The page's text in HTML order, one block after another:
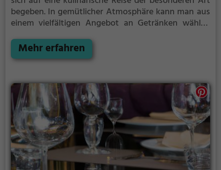
begeben. In gemütlicher Atmosphäre kann man aus
einem vielfältigen Angebot an Getränken wählen
Gerichte stehen auf der Speisekarte, sodass für
jeden Geschmack etwas dabei ist. Tauche ein in die
köstlichen Speisen und Drinks verwöhnen. Hier wird
Genuss großgeschrieben!
Mehr erfahren